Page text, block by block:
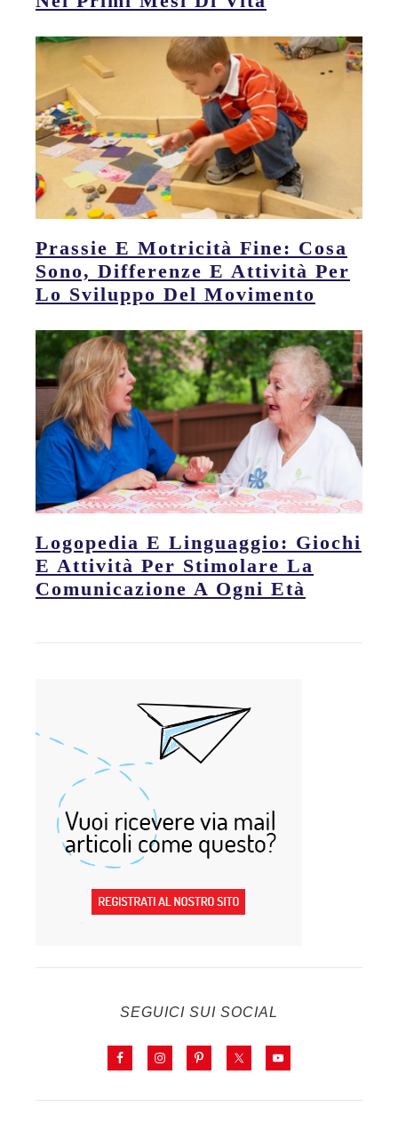
Prassie E Motricità Fine: Cosa
Sono, Differenze E Attività Per
Lo Sviluppo Del Movimento
Logopedia E Linguaggio: Giochi
E Attività Per Stimolare La
Comunicazione A Ogni Età
SEGUICI SUI SOCIAL